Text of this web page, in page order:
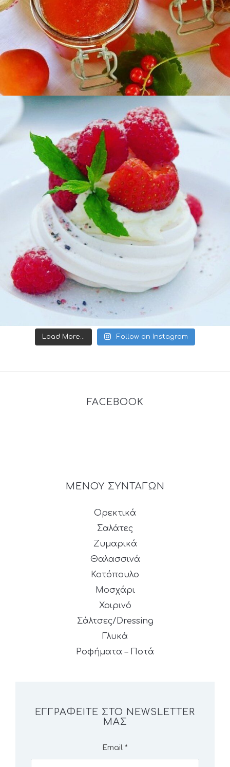
Load More... Follow on Instagram
FACEBOOK
ΜΕΝΟΥ ΣΥΝΤΑΓΩΝ
Ορεκτικά
Σαλάτες
Ζυμαρικά
Θαλασσινά
Κοτόπουλο
Μοσχάρι
Χοιρινό
Σάλτσες/Dressing
Γλυκά
Ροφήματα – Ποτά
ΕΓΓΡΑΦΕΊΤΕ ΣΤΟ NEWSLETTER
ΜΑΣ
Email *